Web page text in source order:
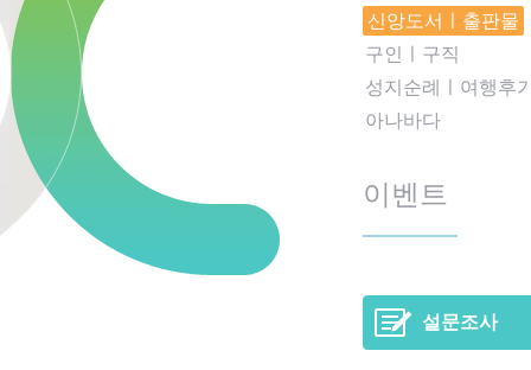
신앙도서ㅣ출판물
구인ㅣ구직
성지순례ㅣ여행후
아나바다
이벤트
설문조사